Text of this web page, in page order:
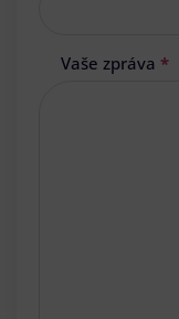
Vaše zpráva *